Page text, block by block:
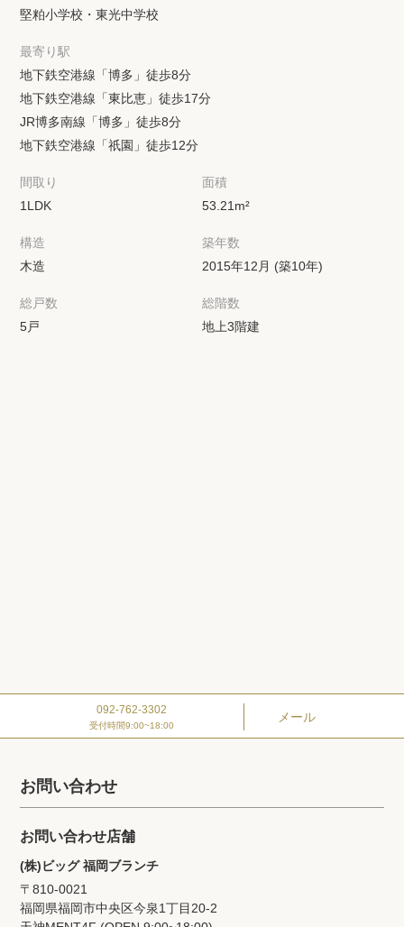
堅粕小学校・東光中学校
最寄り駅
地下鉄空港線「博多」徒歩8分
地下鉄空港線「東比恵」徒歩17分
JR博多南線「博多」徒歩8分
地下鉄空港線「祇園」徒歩12分
間取り
1LDK
面積
53.21m²
構造
木造
築年数
2015年12月 (築10年)
総戸数
5戸
総階数
地上3階建
092-762-3302
受付時間9:00~18:00
メール
お問い合わせ
お問い合わせ店舗
(株)ビッグ 福岡ブランチ
〒810-0021
福岡県福岡市中央区今泉1丁目20‐2